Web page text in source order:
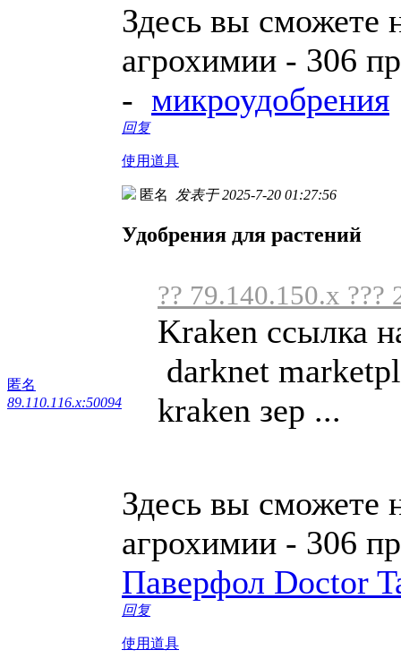
Здесь вы сможете
агрохимии - 306
- микроудобрения
回复
使用道具
匿名
89.110.116.x:50094
匿名 发表于 2025-7-20 01:27:56
Удобрения для растений
?? 79.140.150.x ???
Kraken ссылка
darknet
kraken зер ...
Здесь вы сможете
агрохимии - 306
Паверфол Doctor
回复
使用道具